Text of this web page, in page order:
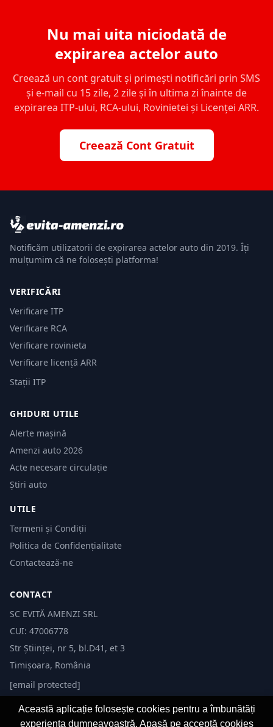
Nu mai uita niciodată de
expirarea actelor auto
Creează un cont gratuit și primești notificări prin SMS
și e-mail cu 15 zile, 2 zile și în ultima zi înainte de
expirarea ITP-ului, RCA-ului, Rovinietei și Licenței ARR.
Creează Cont Gratuit
Notificăm utilizatorii de expirarea actelor auto din 2019. Îți
mulțumim că ne folosești platforma!
VERIFICĂRI
Verificare ITP
Verificare RCA
Verificare rovinieta
Verificare licență ARR
Stații ITP
GHIDURI UTILE
Alerte mașină
Amenzi auto 2026
Acte necesare circulație
Știri auto
UTILE
Termeni și Condiții
Politica de Confidențialitate
Contactează-ne
CONTACT
SC EVITĂ AMENZI SRL
CUI: 47006778
Str Științei, nr 5, bl.D41, et 3
Timișoara, România
[email protected]
Această aplicație folosește cookies pentru a îmbunătăți
experiența dumneavoastră. Apasă pe acceptă cookies